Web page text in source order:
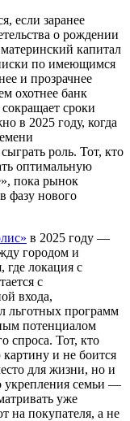
если заранее
о рождении
капитал
по имеющимся
и прозрачнее
охотнее банк
сроки
в 2025 году, когда
роль. Тот, кто
оптимальную
пока рынок
фазу нового
в 2025 году —
городом и
где локация с
с
входа,
льготных программ
потенциалом
спроса. Тот, кто
и не боится
для жизни, но и
укрепления семьи —
уже
на покупателя, а не